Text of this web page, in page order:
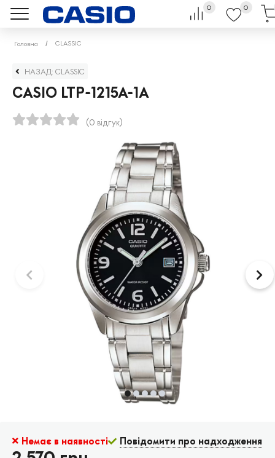
0 0
Головна CLASSIC
НАЗАД: CLASSIC
CASIO LTP-1215A-1A
(0 відгук)
Немає в наявності Повідомити про надходження